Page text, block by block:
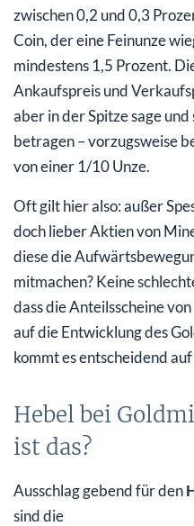
zwischen 0,2 und 0,3
Coin, der eine Feinunze
mindestens 1,5 Prozent.
Ankaufspreis und
aber in der Spitze sage
betragen – vorzugsweise
von einer 1/10 Unze.
Oft gilt hier also: außer
doch lieber Aktien von
diese die
mitmachen? Keine
dass die Anteilsscheine
auf die Entwicklung des
kommt es entscheidend
Hebel bei
ist das?
Ausschlag gebend für den
sind die